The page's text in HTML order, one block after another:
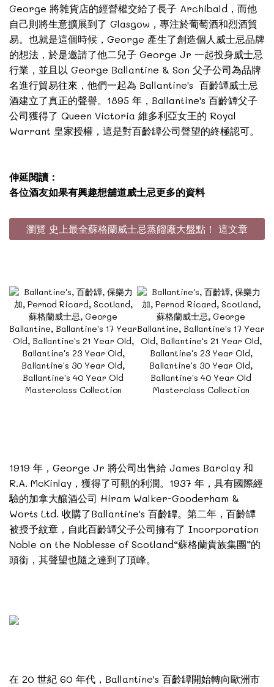
George 將雜貨店的經營權交給了長子 Archibald，而他
自己則將生意擴展到了 Glasgow，專注於葡萄酒和烈酒貿
易。也就是這個時候，George 產生了創造個人威士忌品牌
的想法，於是邀請了他二兒子 George Jr 一起投身威士忌
行業，並且以 George Ballantine & Son 父子公司為品牌
名進行貿易往來，他們一起為 Ballantine's 百齡罈威士忌
酒建立了真正的聲譽。1895 年，Ballantine's 百齡罈父子
公司獲得了 Queen Victoria 維多利亞女王的 Royal
Warrant 皇家授權，這是對百齡罈公司聲望的終極認可。
伸延閱讀：
各位酒友如果有興趣想舖道威士忌更多的資料
瀏覽 史上最全蘇格蘭威士忌蒸餾廠大盤點！ 這文章
1919 年，George Jr 將公司出售給 James Barclay 和
R.A. McKinlay，獲得了可觀的利潤。1937 年，具有國際經
驗的加拿大釀酒公司 Hiram Walker-Gooderham &
Worts Ltd. 收購了Ballantine's 百齡罈。第二年，百齡罈
被授予紋章，自此百齡罈父子公司擁有了 Incorporation
Noble on the Noblesse of Scotland“蘇格蘭貴族集團”的
頭銜，其聲望也隨之達到了頂峰。
在 20 世紀 60 年代，Ballantine's 百齡罈開始轉向歐洲市